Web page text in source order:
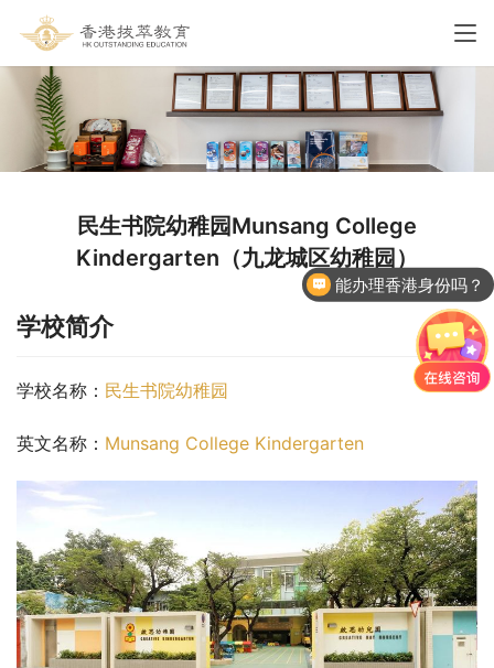
民生书院幼稚园Munsang College
Kindergarten（九龙城区幼稚园）
学校简介
学校名称： 民生书院幼稚园
英文名称： Munsang College Kindergarten
能办理香港身份吗？